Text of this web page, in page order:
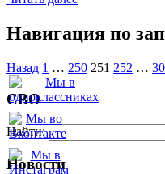
Навигация по
Назад 1 … 250 251 252 …
СВО
Найти:
Новости